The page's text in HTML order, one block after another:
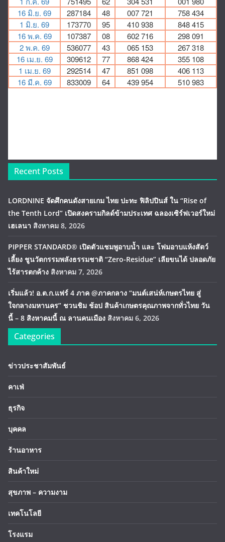
Recent Posts
LORDNINE จัดศึกคนดังสายเกม ไทย ปะทะ ฟิลิปปินส์ ใน “Rise of
the Tenth Lord” เปิดสงครามกิลด์ข้ามประเทศ ฉลองเซิร์ฟเวอร์ใหม่
เฮเลนา สิงหาคม 8, 2026
PIPPER STANDARD® เปิดตัวแชมพูอาบน้ำ และ โฟมอาบแห้งสัตว์
เลี้ยง ชูนวัตกรรมพลังธรรมชาติ “Zero-Residue” เลียขนได้ ปลอดภัย
ไร้สารตกค้าง สิงหาคม 7, 2026
เริ่มแล้ว! อ.ต.ก.แฟร์ 4 ภาค @ภาคกลาง “มนต์เสน่ห์เกษตรไทย สู่
ใจกลางมหานคร” ชวนชิม ช้อป สินค้าเกษตรคุณภาพจากทั่วไทย วัน
นี้ – 8 สิงหาคมนี้ ณ ลานคนเมือง สิงหาคม 6, 2026
Categories
ข่าวประชาสัมพันธ์
คาเฟ่
ธุรกิจ
บุคคล
ร้านอาหาร
สินค้าใหม่
สุขภาพ – ความงาม
เทคโนโลยี
โรงแรม